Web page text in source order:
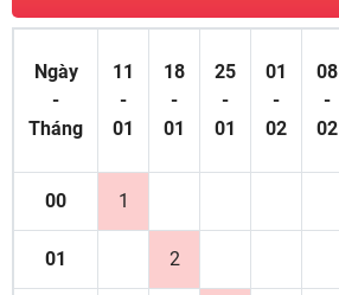
Ngày
-
Tháng
11
-
01
18
-
01
25
-
01
01
-
02
08
-
02
00 1
01 2